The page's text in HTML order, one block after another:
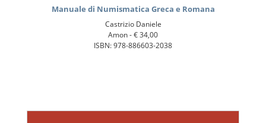
Manuale di Numismatica Greca e Romana
Castrizio Daniele
Amon -€ 34,00
ISBN: 978-886603-2038